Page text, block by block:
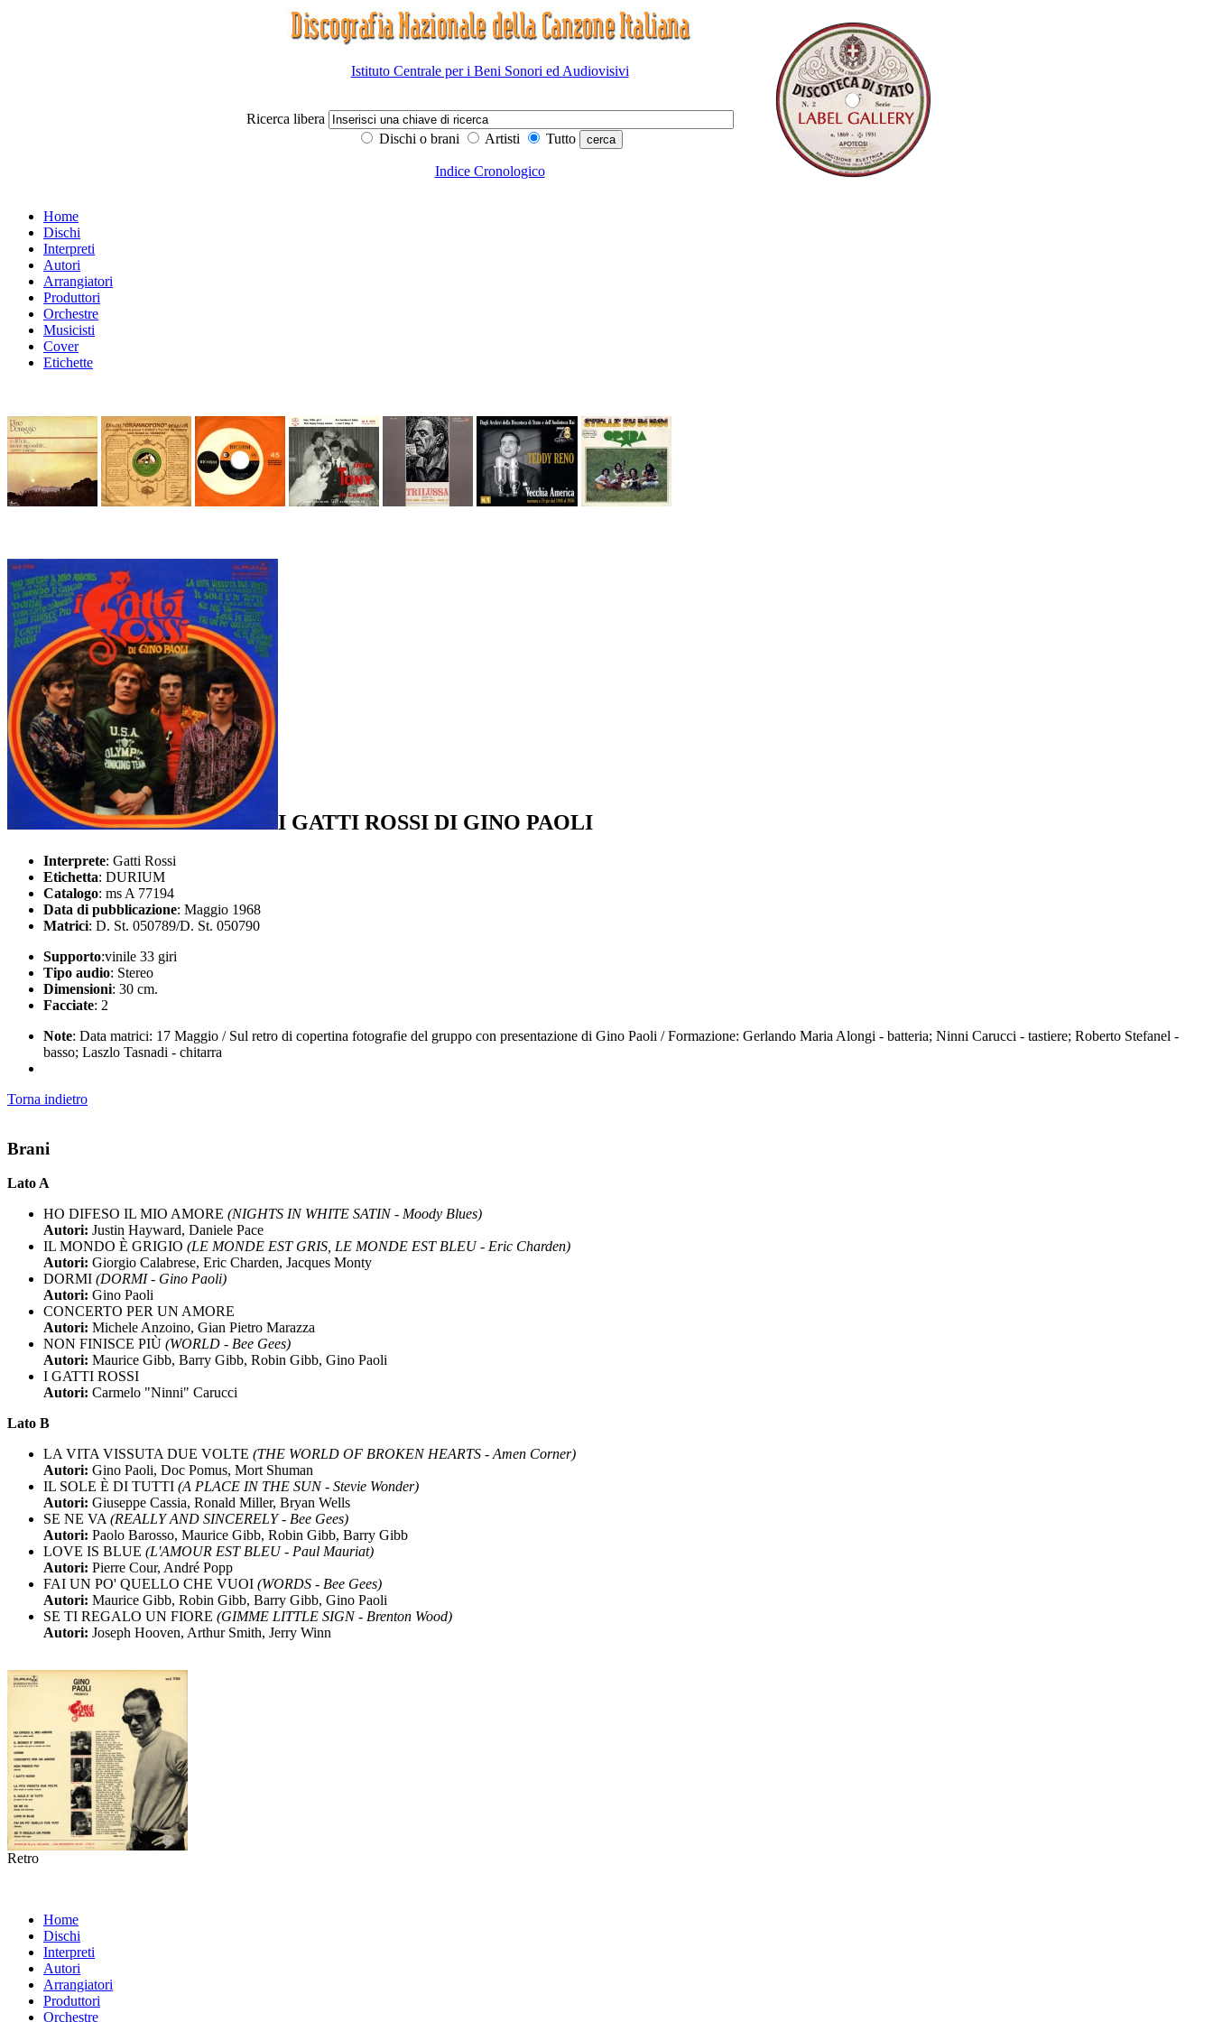
Istituto Centrale per i Beni Sonori ed Audiovisivi
Ricerca libera
Dischi o brani
Artisti Tutto
Indice Cronologico
Home
Dischi
Interpreti
Autori
Arrangiatori
Produttori
Orchestre
Musicisti
Cover
Etichette
I GATTI ROSSI DI GINO PAOLI
Interprete: Gatti Rossi
Etichetta: DURIUM
Catalogo: ms A 77194
Data di pubblicazione: Maggio 1968
Matrici: D. St. 050789/D. St. 050790
Supporto:vinile 33 giri
Tipo audio: Stereo
Dimensioni: 30 cm.
Facciate: 2
Note: Data matrici: 17 Maggio / Sul retro di copertina fotografie del gruppo con presentazione di Gino Paoli / Formazione: Gerlando Maria Alongi - batteria; Ninni Carucci - tastiere; Roberto Stefanel -
basso; Laszlo Tasnadi - chitarra
Torna indietro
Brani
Lato A
HO DIFESO IL MIO AMORE (NIGHTS IN WHITE SATIN - Moody Blues)
Autori: Justin Hayward, Daniele Pace
IL MONDO È GRIGIO (LE MONDE EST GRIS, LE MONDE EST BLEU - Eric Charden)
Autori: Giorgio Calabrese, Eric Charden, Jacques Monty
DORMI (DORMI - Gino Paoli)
Autori: Gino Paoli
CONCERTO PER UN AMORE
Autori: Michele Anzoino, Gian Pietro Marazza
NON FINISCE PIÙ (WORLD - Bee Gees)
Autori: Maurice Gibb, Barry Gibb, Robin Gibb, Gino Paoli
I GATTI ROSSI
Autori: Carmelo "Ninni" Carucci
Lato B
LA VITA VISSUTA DUE VOLTE (THE WORLD OF BROKEN HEARTS - Amen Corner)
Autori: Gino Paoli, Doc Pomus, Mort Shuman
IL SOLE È DI TUTTI (A PLACE IN THE SUN - Stevie Wonder)
Autori: Giuseppe Cassia, Ronald Miller, Bryan Wells
SE NE VA (REALLY AND SINCERELY - Bee Gees)
Autori: Paolo Barosso, Maurice Gibb, Robin Gibb, Barry Gibb
LOVE IS BLUE (L'AMOUR EST BLEU - Paul Mauriat)
Autori: Pierre Cour, André Popp
FAI UN PO' QUELLO CHE VUOI (WORDS - Bee Gees)
Autori: Maurice Gibb, Robin Gibb, Barry Gibb, Gino Paoli
SE TI REGALO UN FIORE (GIMME LITTLE SIGN - Brenton Wood)
Autori: Joseph Hooven, Arthur Smith, Jerry Winn
Retro
Home
Dischi
Interpreti
Autori
Arrangiatori
Produttori
Orchestre